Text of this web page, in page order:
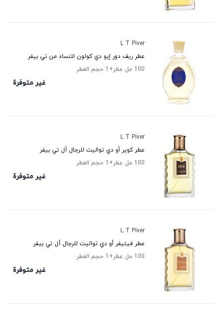
L T Piver
عطر ريف دور إيو دي كولون للنساء من تي بيفر
100 مل عطر
+1 حجم العطر
غير متوفرة
L T Piver
عطر كوير أو دي تواليت للرجال أل تي بيفر
100 مل عطر
+1 حجم العطر
غير متوفرة
L T Piver
عطر فيتيفر أو دي تواليت للرجال أل تي بيفر
100 مل عطر
+1 حجم العطر
غير متوفرة